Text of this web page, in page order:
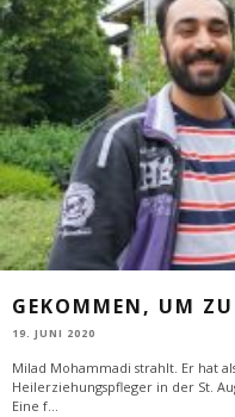
GEKOMMEN, UM
19. JUNI 2020
Milad Mohammadi strahlt. Er hat
Heilerziehungspfleger in der St.
Eine f...